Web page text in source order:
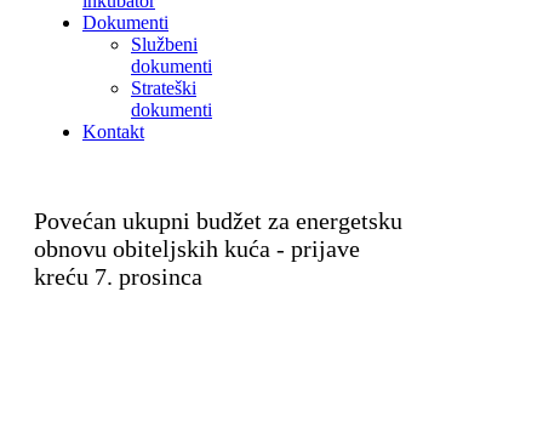
Dokumenti
Službeni
dokumenti
Strateški
dokumenti
Kontakt
Povećan ukupni budžet za energetsku
obnovu obiteljskih kuća - prijave
kreću 7. prosinca